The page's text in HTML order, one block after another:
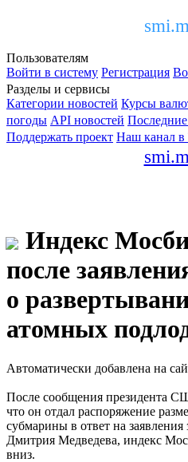
Пользователям
Войти в систему Регистрация
Разделы и сервисы
Категории новостей Курсы
погоды API новостей
Поддержать проект Наш канал в
Индекс
после
о
атомных
Автоматически добавлена на
После сообщения президента
что он отдал распоряжение
субмарины в ответ на
Дмитрия Медведева, индекс
вниз.